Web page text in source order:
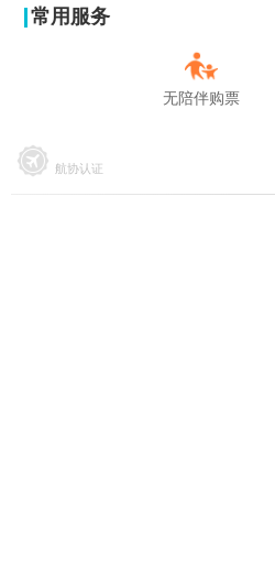
常用服务
无陪伴购票
航协认证